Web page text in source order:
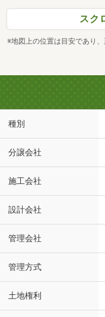
スク
※地図上の位置は目安であり
種別
分譲会社
施工会社
設計会社
管理会社
管理方式
土地権利